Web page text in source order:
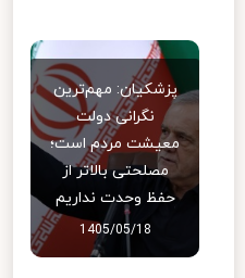
پزشکیان: مهم‌ترین
نگرانی دولت
معیشت مردم است؛
مصلحتی بالاتر از
حفظ وحدت نداریم
1405/05/18